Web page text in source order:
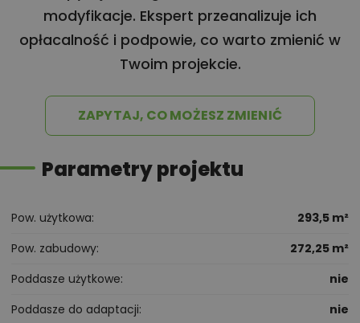
modyfikacje. Ekspert przeanalizuje ich
opłacalność i podpowie, co warto zmienić w
Twoim projekcie.
ZAPYTAJ, CO MOŻESZ ZMIENIĆ
Parametry projektu
Pow. użytkowa
293,5 m²
Pow. zabudowy
272,25 m²
Poddasze użytkowe
nie
Poddasze do adaptacji
nie